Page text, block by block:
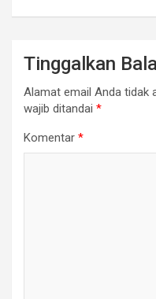
Tinggalkan
Alamat email Anda tidak
wajib ditandai *
Komentar *